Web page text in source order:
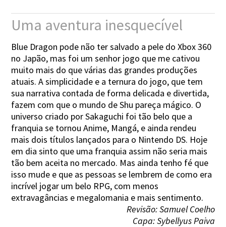
Uma aventura inesquecível
Blue Dragon pode não ter salvado a pele do Xbox 360
no Japão, mas foi um senhor jogo que me cativou
muito mais do que várias das grandes produções
atuais. A simplicidade e a ternura do jogo, que tem
sua narrativa contada de forma delicada e divertida,
fazem com que o mundo de Shu pareça mágico. O
universo criado por Sakaguchi foi tão belo que a
franquia se tornou Anime, Mangá, e ainda rendeu
mais dois títulos lançados para o Nintendo DS. Hoje
em dia sinto que uma franquia assim não seria mais
tão bem aceita no mercado. Mas ainda tenho fé que
isso mude e que as pessoas se lembrem de como era
incrível jogar um belo RPG, com menos
extravagâncias e megalomania e mais sentimento.
Revisão: Samuel Coelho
Capa: Sybellyus Paiva